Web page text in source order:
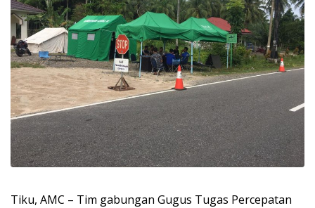
Tiku, AMC – Tim gabungan Gugus Tugas Percepatan